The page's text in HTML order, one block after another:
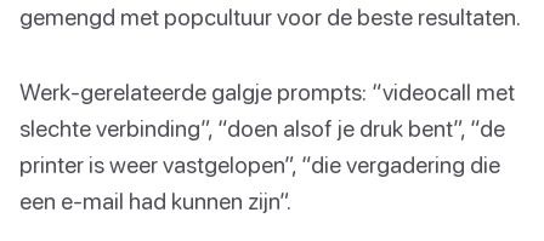
gemengd met popcultuur voor de beste resultaten.
Werk-gerelateerde galgje prompts: “videocall met
slechte verbinding”, “doen alsof je druk bent”, “de
printer is weer vastgelopen”, “die vergadering die
een e-mail had kunnen zijn”.